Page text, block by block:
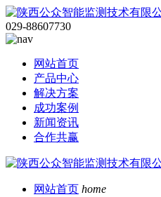
029-88607730
网站首页
产品中心
解决方案
成功案例
新闻资讯
合作共赢
网站首页 home